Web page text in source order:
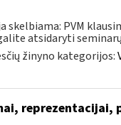
PVM
atsidaryti
žinyno kategorijos: